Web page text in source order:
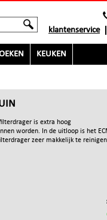
klantenservice
KEUKEN
is extra hoog
worden. In de uitloop is het
zeer makkelijk te